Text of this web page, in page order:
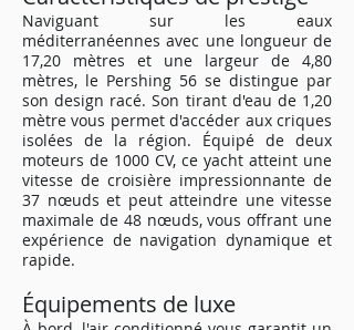
Naviguant sur les eaux
méditerranéennes avec une longueur de
17,20 mètres et une largeur de 4,80
mètres, le Pershing 56 se distingue par
son design racé. Son tirant d'eau de 1,20
mètre vous permet d'accéder aux criques
isolées de la région. Équipé de deux
moteurs de 1000 CV, ce yacht atteint une
vitesse de croisière impressionnante de
37 nœuds et peut atteindre une vitesse
maximale de 48 nœuds, vous offrant une
expérience de navigation dynamique et
rapide.
Équipements de luxe